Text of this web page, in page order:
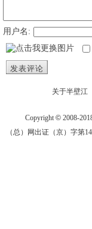
用户名:
发表评论
关于半壁江
Copyright © 2008-
（总）网出证（京）字第